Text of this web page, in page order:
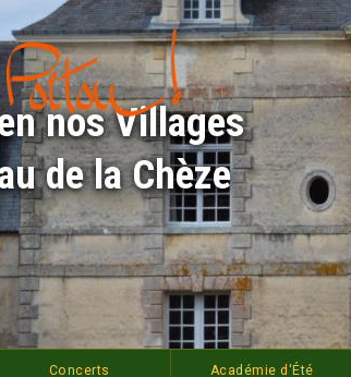
Concerts Académie d'Été
nos Villages
de la Chèze